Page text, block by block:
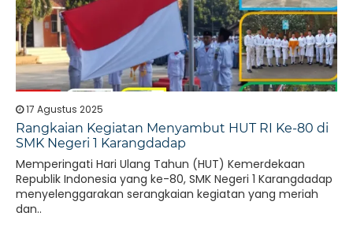
17 Agustus 2025
Rangkaian Kegiatan Menyambut HUT RI Ke-80 di
SMK Negeri 1 Karangdadap
Memperingati Hari Ulang Tahun (HUT) Kemerdekaan
Republik Indonesia yang ke-80, SMK Negeri 1 Karangdadap
menyelenggarakan serangkaian kegiatan yang meriah
dan..